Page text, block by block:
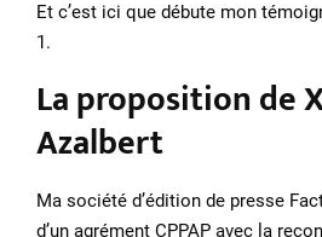
Et c’est ici que débute mon
1.
La proposition de
Azalbert
Ma société d’édition de presse
d’un agrément CPPAP avec la